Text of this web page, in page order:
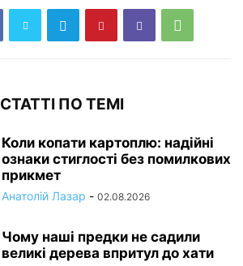
СТАТТІ ПО ТЕМІ
Коли копати картоплю: надійні
ознаки стиглості без помилкових
прикмет
Анатолій Лазар - 02.08.2026
Чому наші предки не садили
великі дерева впритул до хати